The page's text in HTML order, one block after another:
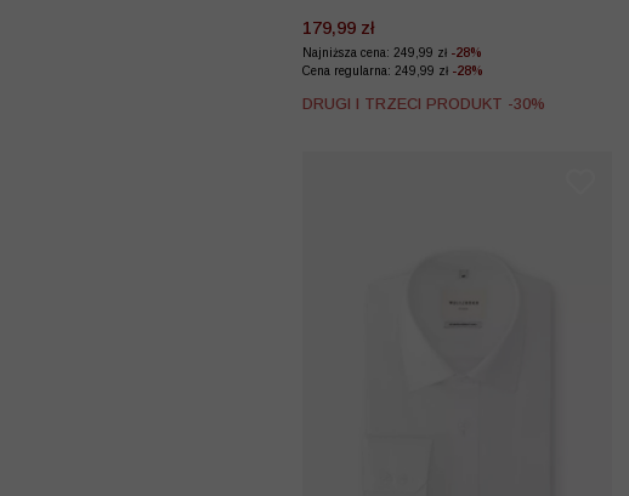
179,99 zł
Najniższa cena: 249,99 zł -28%
Cena regularna: 249,99 zł -28%
DRUGI I TRZECI PRODUKT -30%